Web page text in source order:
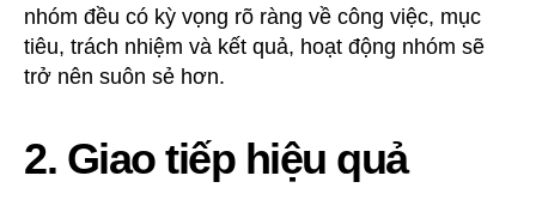
nhóm đều có kỳ vọng rõ ràng về công việc, mục
tiêu, trách nhiệm và kết quả, hoạt động nhóm sẽ
trở nên suôn sẻ hơn.
2. Giao tiếp hiệu quả